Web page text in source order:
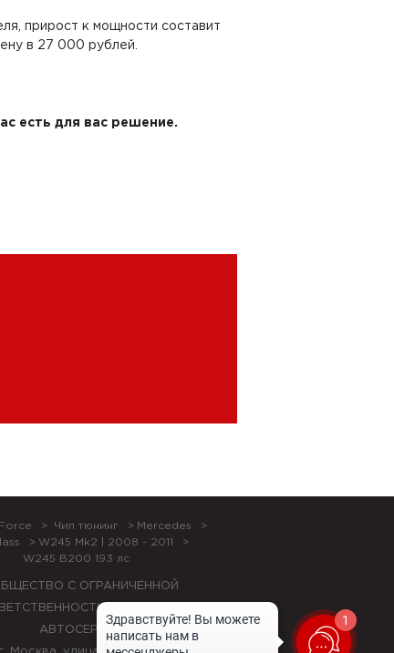
прирост к мощности составит
в 27 000 рублей.
есть для вас решение.
Чип тюнинг
Mercedes
W245 Mk2 | 2008 - 2011
W245 B200 193 лс
С ОГРАНИЧЕННОЙ
"ЛОК БОКС
АВТОСЕРВИС",
1